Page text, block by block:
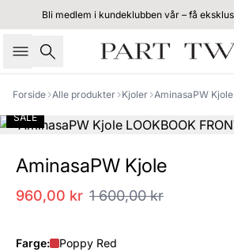
Bli medlem i kundeklubben vår – få
Søk
Forside Alle produkter Kjoler AminasaPW Kjole
SALE
AminasaPW Kjole
960,00 kr 1 600,00 kr
Farge: Poppy Red